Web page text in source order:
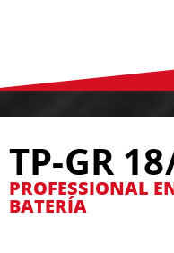
TP-GR
PROFESSIONAL
BATERÍA